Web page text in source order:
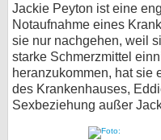
Jackie Peyton ist eine
Notaufnahme eines
sie nur nachgehen, weil
starke Schmerzmittel
heranzukommen, hat sie
des Krankenhauses,
Sexbeziehung außer